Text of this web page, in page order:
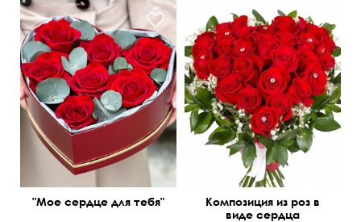
Композиция на оазисе
"Мое сердце для тебя"
50 см 40 см
Композиция из роз в
виде сердца